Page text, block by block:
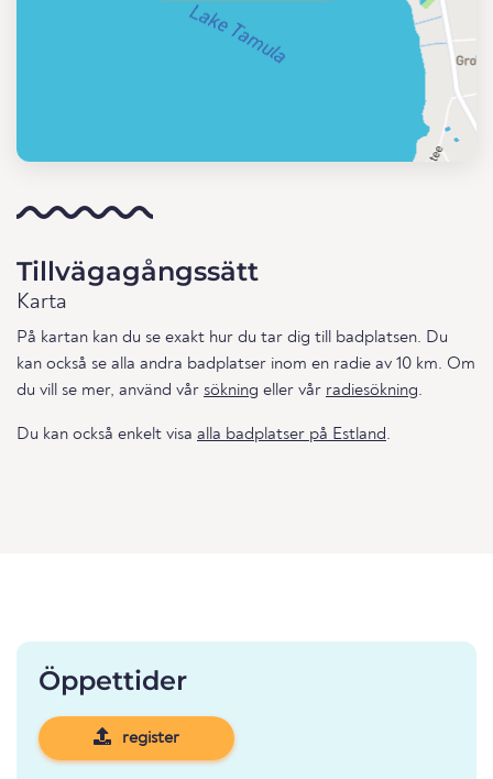
Tillvägagångssätt
Karta
På kartan kan du se exakt hur du tar dig till badplatsen. Du
kan också se alla andra badplatser inom en radie av 10 km. Om
du vill se mer, använd vår sökning eller vår radiesökning.
Du kan också enkelt visa alla badplatser på Estland.
Öppettider
register